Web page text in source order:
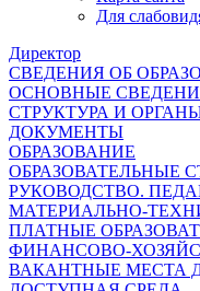
Для
Директор
СВЕДЕНИЯ ОБ
ОСНОВНЫЕ
СТРУКТУРА И
ДОКУМЕНТЫ
ОБРАЗОВАНИЕ
ОБРАЗОВАТЕЛЬНЫЕ
РУКОВОДСТВО.
МАТЕРИАЛЬНО-
ПЛАТНЫЕ
ФИНАНСОВО-
ВАКАНТНЫЕ МЕСТА